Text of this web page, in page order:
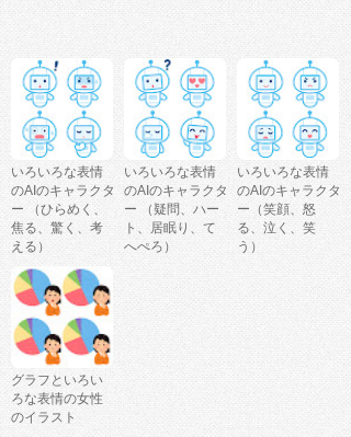
いろいろな表情
のAIのキャラクタ
ー （ひらめく、
焦る、驚く、考
える）
いろいろな表情
のAIのキャラクタ
ー （疑問、ハー
ト、居眠り、て
へぺろ）
いろいろな表情
のAIのキャラクタ
ー（笑顔、怒
る、泣く、笑
う）
グラフといろい
ろな表情の女性
のイラスト